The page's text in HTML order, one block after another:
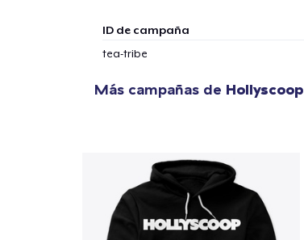
ID de campaña
tea-tribe
Más campañas de Hollyscoop